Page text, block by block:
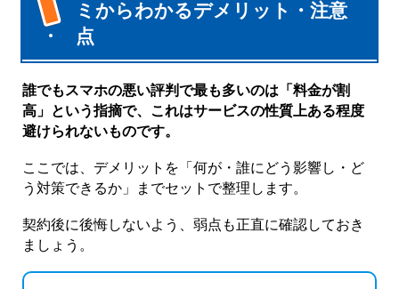
ミからわかるデメリット・注意
点
誰でもスマホの悪い評判で最も多いのは「料金が割
高」という指摘で、これはサービスの性質上ある程度
避けられないものです。
ここでは、デメリットを「何が・誰にどう影響し・ど
う対策できるか」までセットで整理します。
契約後に後悔しないよう、弱点も正直に確認しておき
ましょう。